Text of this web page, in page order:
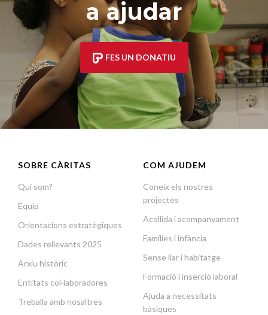
a ajudar
FES UN DONATIU
SOBRE CÀRITAS
Qui som?
Equip
Orientacions estratègiques
Dades rellevants 2025
Arxiu històric
Entitats col·laboradores
Treballa amb nosaltres
COM AJUDEM
Coneix els nostres
projectes
Acollida i acompanyament
Famílies i infància
Sense llar i habitatge
Formació i inserció laboral
Ajuda a necessitats
bàsiques